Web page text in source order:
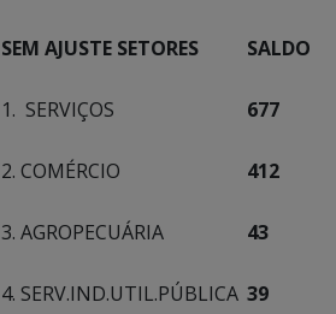
SEM AJUSTE SETORES SALDO
1. SERVIÇOS 677
2. COMÉRCIO 412
3. AGROPECUÁRIA 43
4. SERV.IND.UTIL.PÚBLICA 39